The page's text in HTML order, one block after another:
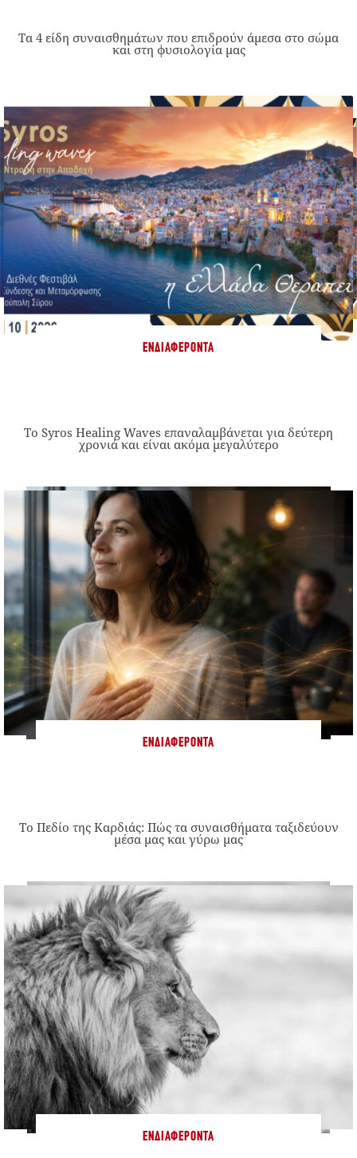
Τα 4 είδη συναισθημάτων που επιδρούν άμεσα στο σώμα
και στη φυσιολογία μας
ΕΝΔΙΑΦΈΡΟΝΤΑ
Το Syros Healing Waves επαναλαμβάνεται για δεύτερη
χρονιά και είναι ακόμα μεγαλύτερο
ΕΝΔΙΑΦΈΡΟΝΤΑ
Το Πεδίο της Καρδιάς: Πώς τα συναισθήματα ταξιδεύουν
μέσα μας και γύρω μας
ΕΝΔΙΑΦΈΡΟΝΤΑ